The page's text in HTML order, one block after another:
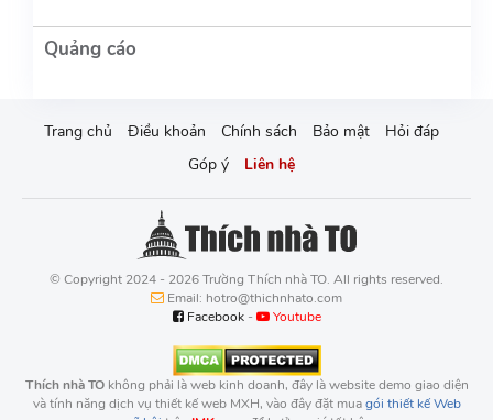
Trang chủ Điều khoản Chính sách Bảo mật
Hỏi đáp
Góp ý
Liên hệ
© Copyright 2024 - 2026 Trường Thích nhà TO. All rights reserved.
Email: hotro@thichnhato.com
Facebook- Youtube
Thích nhà TOkhông phải là web kinh doanh, đây là website demo giao diện
và tính năng dịch vụ thiết kế web MXH, vào đây đặt muagói thiết kế Web